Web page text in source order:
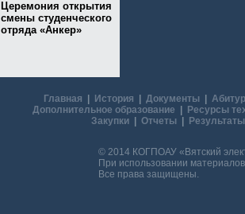
Церемония открытия
смены студенческого
отряда «Анкер»
Главная История Документы|
Дополнительное образование
Ресурсы
Закупки| Отчеты|
© 2014 КОГПОАУ «Вятский
При использовании
Все права защищены.